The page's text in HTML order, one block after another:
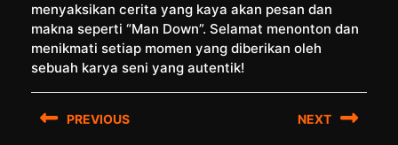
menyaksikan cerita yang kaya akan pesan dan
makna seperti “Man Down”. Selamat menonton dan
menikmati setiap momen yang diberikan oleh
sebuah karya seni yang autentik!
navigation
PREVIOUS NEXT